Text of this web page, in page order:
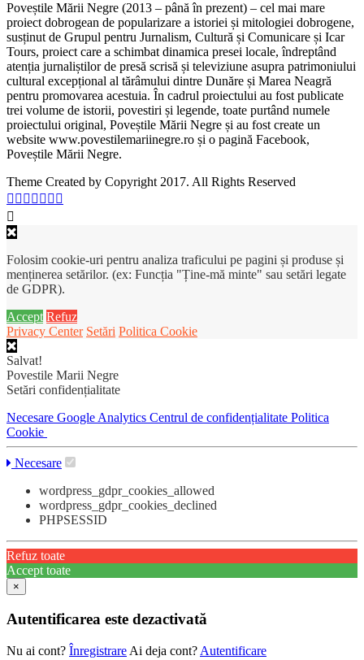
Poveștile Mării Negre (2013 – până în prezent) – cel mai mare
proiect dobrogean de popularizare a istoriei și mitologiei dobrogene,
susținut de Grupul pentru Jurnalism, Cultură și Comunicare și Icar
Tours, proiect care a schimbat dinamica presei locale, îndreptând
atenția jurnaliștilor de presă scrisă și televiziune asupra patrimoniului
cultural excepțional al tărâmului dintre Dunăre și Marea Neagră
pentru promovarea acestuia. În cadrul proiectului au fost publicate
trei volume de istorii, povestiri și legende, toate purtând numele
proiectului original, Poveștile Mării Negre și au fost create un
website www.povestilemariinegre.ro și o pagină Facebook,
Poveștile Mării Negre.
Theme Created by Copyright 2017. All Rights Reserved
Folosim cookie-uri pentru analiza traficului pe pagini și produse și
menținerea setărilor. (ex: Funcția "Ține-mă minte" sau setări legate
de GDPR).
Accept Refuz
Privacy Center Setări Politica Cookie
Salvat!
Povestile Marii Negre
Setări confidențialitate
Necesare Google Analytics Centrul de confidențialitate Politica
Cookie
Necesare
wordpress_gdpr_cookies_allowed
wordpress_gdpr_cookies_declined
PHPSESSID
Refuz toate
Accept toate
×
Autentificarea este dezactivată
Nu ai cont? Înregistrare Ai deja cont? Autentificare